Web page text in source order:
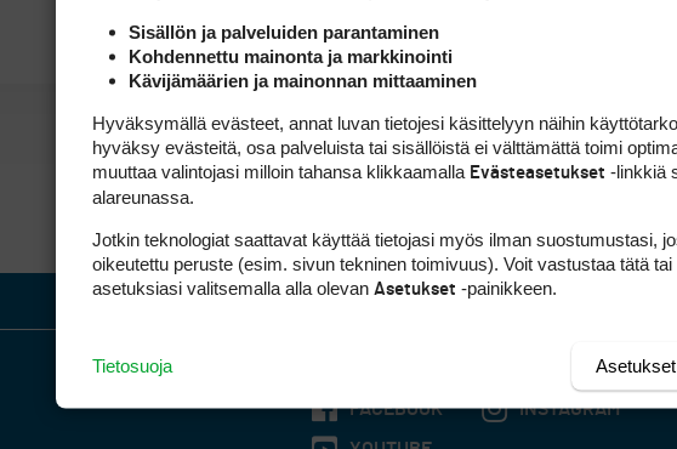
FACEBOOK INSTAGRAM
Sisällön ja palveluiden parantaminen
Kohdennettu mainonta ja markkinointi
Kävijämäärien ja mainonnan mittaaminen
Hyväksymällä evästeet, annat luvan tietojesi käsittelyyn näihin
hyväksy evästeitä, osa palveluista tai sisällöistä ei välttämättä toimi
muuttaa valintojasi milloin tahansa klikkaamalla Evästeasetukset -linkkiä
alareunassa.
Jotkin teknologiat saattavat käyttää tietojasi myös ilman suostumustasi,
oikeutettu peruste (esim. sivun tekninen toimivuus). Voit vastustaa tätä
asetuksiasi valitsemalla alla olevan Asetukset -painikkeen.
Asetukset
Tietosuoja